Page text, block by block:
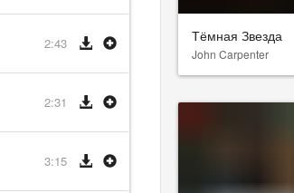
2:43
2:31
3:15
Тёмная Звезда
John Carpenter